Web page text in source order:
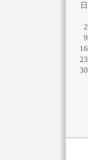
日
2
9
16
23
30